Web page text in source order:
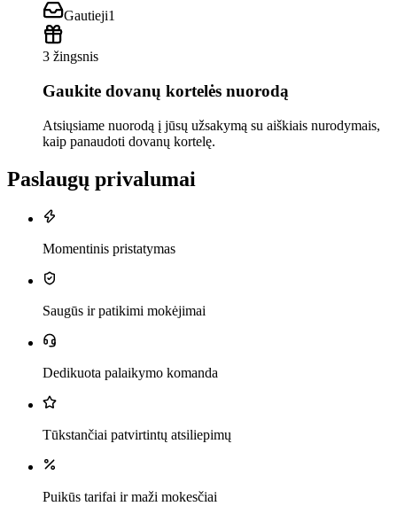
Gautieji1
3 žingsnis
Gaukite dovanų kortelės nuorodą
Atsiųsiame nuorodą į jūsų užsakymą su aiškiais nurodymais,
kaip panaudoti dovanų kortelę.
Paslaugų privalumai
Momentinis pristatymas
Saugūs ir patikimi mokėjimai
Dedikuota palaikymo komanda
Tūkstančiai patvirtintų atsiliepimų
Puikūs tarifai ir maži mokesčiai